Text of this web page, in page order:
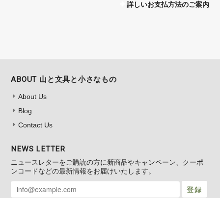
詳しいお支払方法のご案内
ABOUT 山と文具と小さなもの
About Us
Blog
Contact Us
NEWS LETTER
ニュースレターをご購読の方に新商品やキャンペーン、クーポ
ンコードなどの最新情報をお届けいたします。
登録